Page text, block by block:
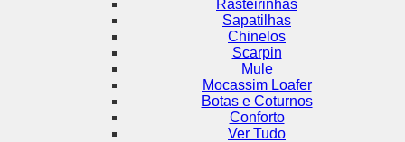
Rasteirinhas
Sapatilhas
Chinelos
Scarpin
Mule
Mocassim Loafer
Botas e Coturnos
Conforto
Ver Tudo